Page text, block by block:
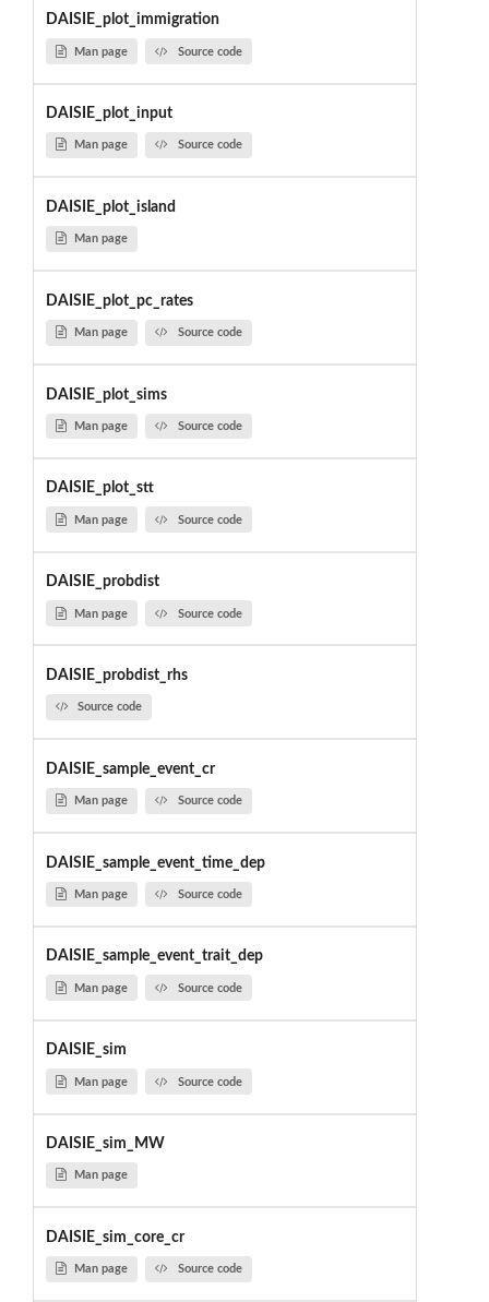
DAISIE_plot_immigration
Man page Source code
DAISIE_plot_input
Man page Source code
DAISIE_plot_island
Man page
DAISIE_plot_pc_rates
Man page Source code
DAISIE_plot_sims
Man page Source code
DAISIE_plot_stt
Man page Source code
DAISIE_probdist
Man page Source code
DAISIE_probdist_rhs
Source code
DAISIE_sample_event_cr
Man page Source code
DAISIE_sample_event_time_dep
Man page Source code
DAISIE_sample_event_trait_dep
Man page Source code
DAISIE_sim
Man page Source code
DAISIE_sim_MW
Man page
DAISIE_sim_core_cr
Man page Source code